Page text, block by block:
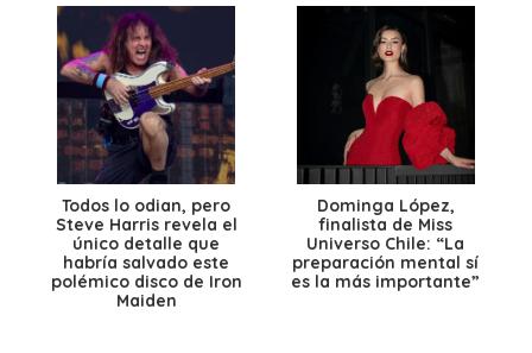
Todos lo odian, pero
Steve Harris revela el
único detalle que
habría salvado este
polémico disco de Iron
Maiden
Dominga López,
finalista de Miss
Universo Chile: “La
preparación mental sí
es la más importante”